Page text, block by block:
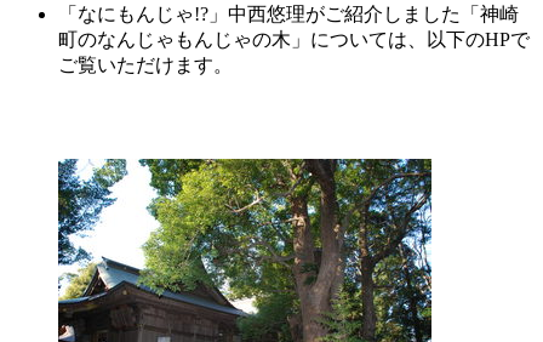
「なにもんじゃ!?」中西悠理がご紹介しました「神崎
町のなんじゃもんじゃの木」については、以下のHPで
ご覧いただけます。